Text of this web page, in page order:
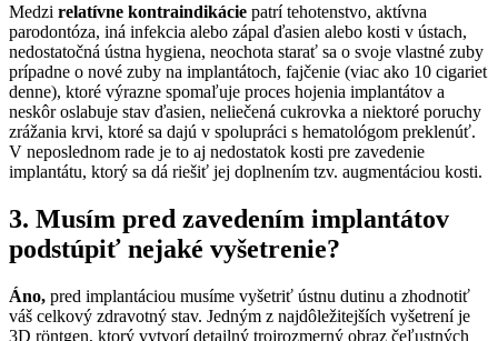
Medzi relatívne kontraindikácie patrí tehotenstvo, aktívna
parodontóza, iná infekcia alebo zápal ďasien alebo kosti v ústach,
nedostatočná ústna hygiena, neochota starať sa o svoje vlastné zuby
prípadne o nové zuby na implantátoch, fajčenie (viac ako 10 cigariet
denne), ktoré výrazne spomaľuje proces hojenia implantátov a
neskôr oslabuje stav ďasien, neliečená cukrovka a niektoré poruchy
zrážania krvi, ktoré sa dajú v spolupráci s hematológom preklenúť.
V neposlednom rade je to aj nedostatok kosti pre zavedenie
implantátu, ktorý sa dá riešiť jej doplnením tzv. augmentáciou kosti.
3. Musím pred zavedením implantátov
podstúpiť nejaké vyšetrenie?
Áno, pred implantáciou musíme vyšetriť ústnu dutinu a zhodnotiť
váš celkový zdravotný stav. Jedným z najdôležitejších vyšetrení je
3D röntgen, ktorý vytvorí detailný trojrozmerný obraz čeľustných